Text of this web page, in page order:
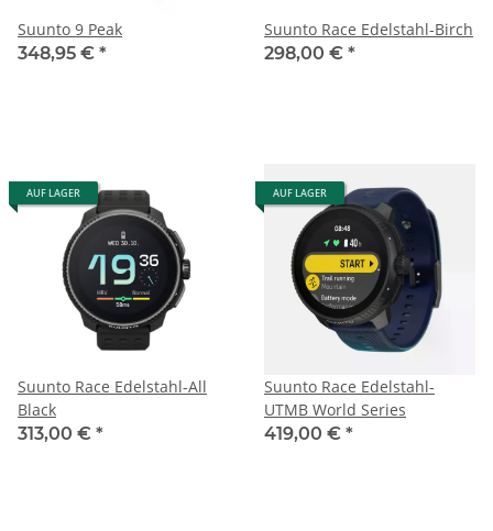
Suunto 9 Peak
348,95 € *
Suunto Race Edelstahl-Birch
298,00 € *
AUF LAGER
Suunto Race Edelstahl-All
Black
313,00 € *
AUF LAGER
Suunto Race Edelstahl-
UTMB World Series
419,00 € *